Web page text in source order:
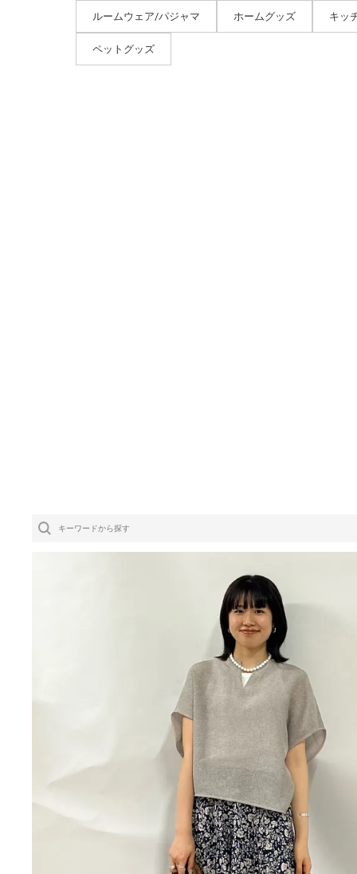
ルームウェア/パジャマ ホームグッズ キッ
ペットグッズ